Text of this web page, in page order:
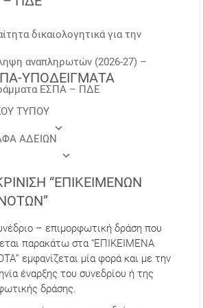
δικαιολογητικά για την
αναπληρωτών (2026-27) –
ΕΣΠΑ – ΠΔΕ
ΥΠΟΔΕΙΓΜΑΤΑ
ΤΥΠΟΥ
ΑΔΕΙΩΝ
“ΕΠΙΚΕΊΜΕΝΩΝ
– επιμορφωτική δράση που
παρακάτω στα “ΕΠΙΚΕΙΜΕΝΑ
εμφανίζεται μία φορά και με την
έναρξης του συνεδρίου ή της
δράσης.